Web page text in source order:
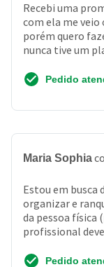
Recebi uma
com ela me
porém quero
nunca tive um
Pedido
Maria Sophia
Estou em busca
organizar e
da pessoa física
profissional
Pedido